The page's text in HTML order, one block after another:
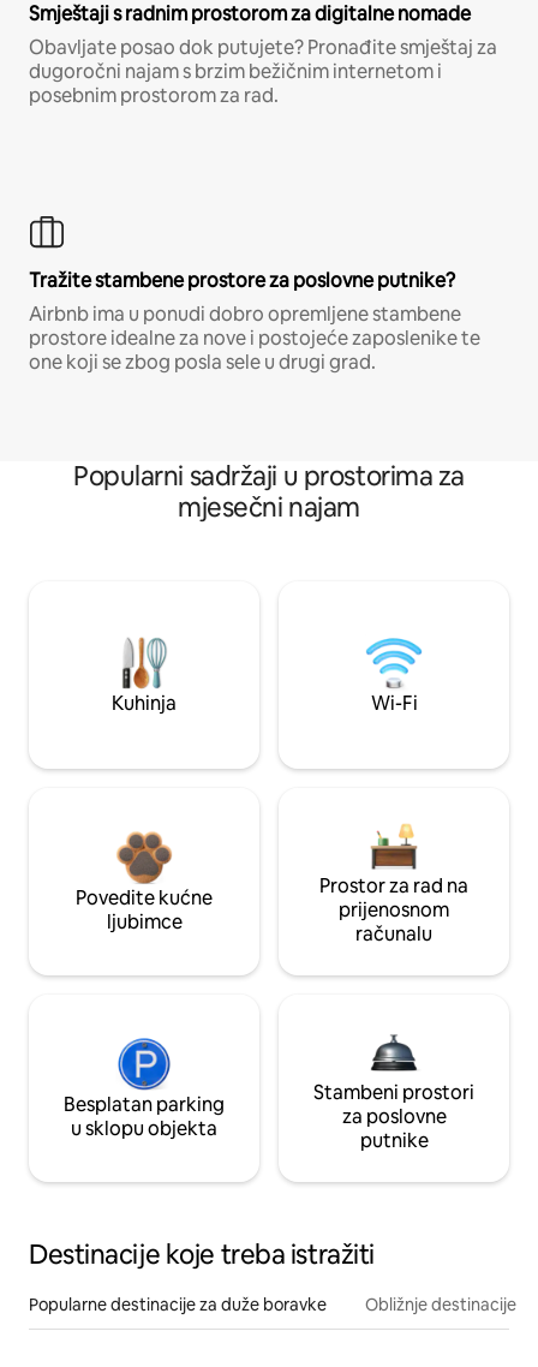
Smještaji s radnim prostorom za digitalne nomade
Obavljate posao dok putujete? Pronađite smještaj za
dugoročni najam s brzim bežičnim internetom i
posebnim prostorom za rad.
Tražite stambene prostore za poslovne putnike?
Airbnb ima u ponudi dobro opremljene stambene
prostore idealne za nove i postojeće zaposlenike te
one koji se zbog posla sele u drugi grad.
Popularni sadržaji u prostorima za
mjesečni najam
Kuhinja Wi-Fi
Povedite kućne
ljubimce
Prostor za rad na
prijenosnom
računalu
Besplatan parking
u sklopu objekta
Stambeni prostori
za poslovne
putnike
Destinacije koje treba istražiti
Popularne destinacije za duže boravke Obližnje destinacije